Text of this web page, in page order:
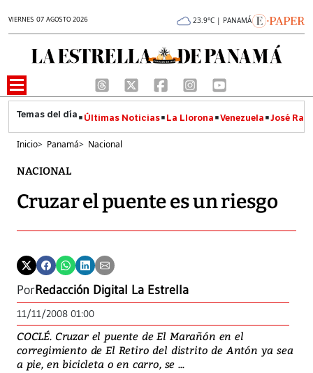
VIERNES 07 AGOSTO 2026 23.9°C | PANAMÁ
Últimas Noticias La Llorona Venezuela José
Inicio> Panamá> Nacional
NACIONAL
Cruzar el puente es un riesgo
PorRedacción Digital La Estrella
11/11/2008 01:00
COCLÉ. Cruzar el puente de El Marañón en el
corregimiento de El Retiro del distrito de Antón ya sea
a pie, en bicicleta o en carro, se ...